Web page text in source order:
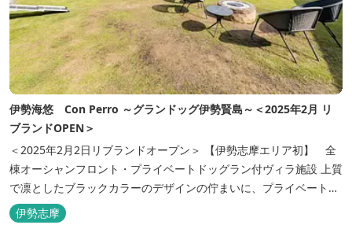
伊勢海悠 Con Perro ～グランドッグ伊勢賢島～＜2025年2月 リ
ブランドOPEN＞
＜2025年2月2日リブランドオープン＞ 【伊勢志摩エリア初】 全
棟オーシャンフロント・プライベートドッグラン付ヴィラ施設 上質
で凛としたブラックカラーのデザインの佇まいに、プライベート感
溢れる客室。 客室に一歩入れば全室海に面したオーシャンフロン
ト。 颯爽とした広いプライベートドッグランと青色に輝く英虞湾を
伊勢志摩